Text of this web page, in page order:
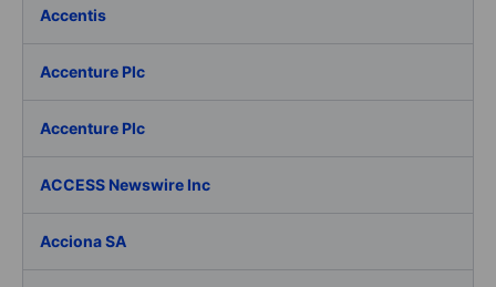
Accentis
Accenture Plc
Accenture Plc
ACCESS Newswire Inc
Acciona SA